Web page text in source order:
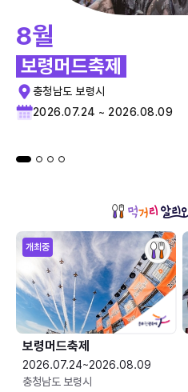
8월
보령머드축제
충청남도 보령시
2026.07.24 ~ 2026.08.09
개최중
보령머드축제
2026.07.24~2026.08.09
충청남도 보령시